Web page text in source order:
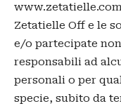
Zetatielle Off e le
e/o partecipate
responsabili ad
personali o per
specie, subito da